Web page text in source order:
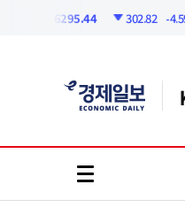
6295.44 302.82 -4.59%